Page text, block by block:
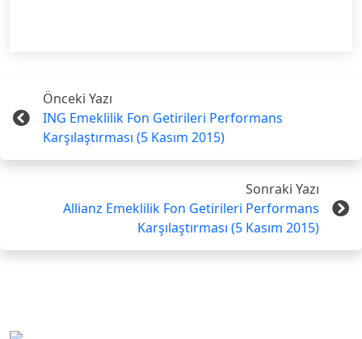
Önceki Yazı
ING Emeklilik Fon Getirileri Performans
Karşılaştırması (5 Kasım 2015)
Sonraki Yazı
Allianz Emeklilik Fon Getirileri Performans
Karşılaştırması (5 Kasım 2015)